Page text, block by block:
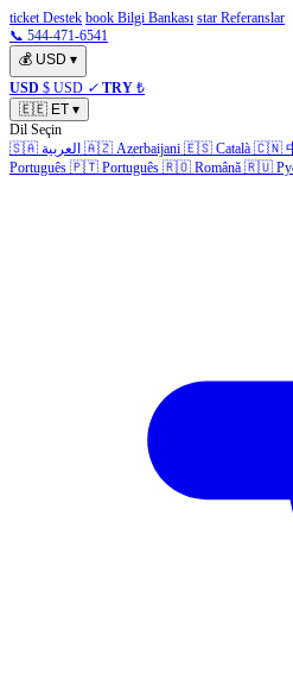
ticket Destek book Bilgi Bankası star Referanslar
📞 544-471-6541
💰 USD ▾
USD $ USD ✓ TRY ₺
🇪🇪 ET ▾
Dil Seçin
🇸🇦 العربية 🇦🇿 Azerbaijani 🇪🇸 Català 🇨🇳
Português 🇵🇹 Português 🇷🇴 Română 🇷🇺